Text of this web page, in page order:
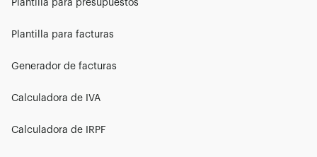
Plantilla para presupuestos
Plantilla para facturas
Generador de facturas
Calculadora de IVA
Calculadora de IRPF